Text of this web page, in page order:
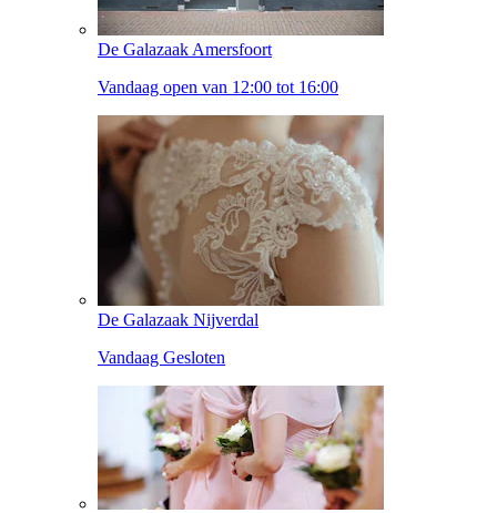
De Galazaak Amersfoort
Vandaag open van 12:00 tot 16:00
De Galazaak Nijverdal
Vandaag Gesloten